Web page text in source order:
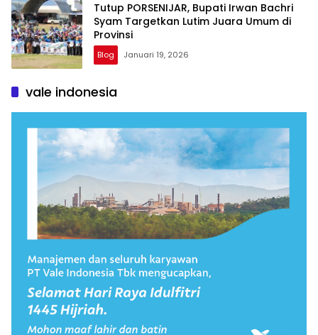
Tutup PORSENIJAR, Bupati Irwan Bachri
Syam Targetkan Lutim Juara Umum di
Provinsi
Blog Januari 19, 2026
vale indonesia